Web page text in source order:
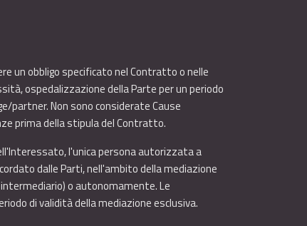
un obbligo specificato nel Contratto o nelle
ospedalizzazione della Parte per un periodo
partner. Non sono considerate Cause
prima della stipula del Contratto.
l'unica persona autorizzata a
dalle Parti, nell'ambito della mediazione
o autonomamente. Le
di validità della mediazione esclusiva.